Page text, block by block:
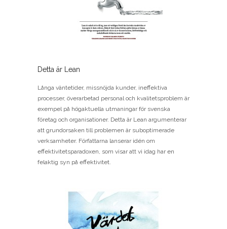
Detta är Lean
Långa väntetider, missnöjda kunder, ineffektiva
processer, överarbetad personal och kvalitetsproblem är
exempel på högaktuella utmaningar för svenska
företag och organisationer. Detta är Lean argumenterar
att grundorsaken till problemen är suboptimerade
verksamheter. Författarna lanserar idén om
effektivitetsparadoxen, som visar att vi idag har en
felaktig syn på effektivitet.